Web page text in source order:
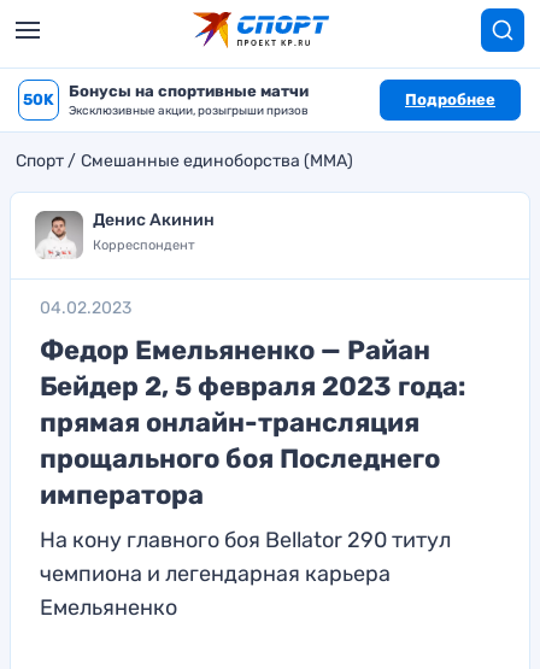
50K Бонусы на спортивные матчи
Эксклюзивные акции, розыгрыши призов
Подробнее
Спорт Смешанные единоборства (MMA)
Денис Акинин
Корреспондент
04.02.2023
Федор Емельяненко — Райан
Бейдер 2, 5 февраля 2023 года:
прямая онлайн-трансляция
прощального боя Последнего
императора
На кону главного боя Bellator 290 титул
чемпиона и легендарная карьера
Емельяненко